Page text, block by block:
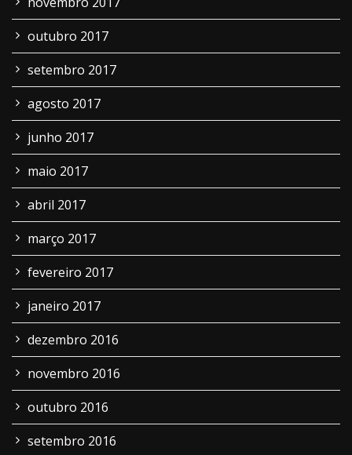
outubro 2017
setembro 2017
agosto 2017
junho 2017
maio 2017
abril 2017
março 2017
fevereiro 2017
janeiro 2017
dezembro 2016
novembro 2016
outubro 2016
setembro 2016